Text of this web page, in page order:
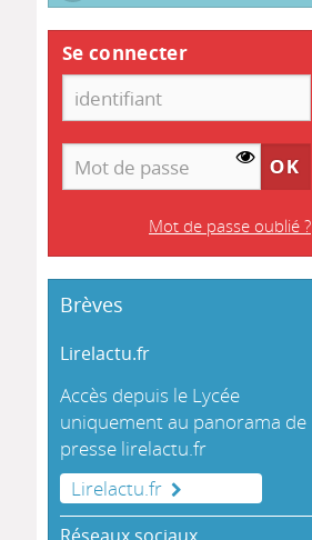
Se connecter
Mot de passe oublié ?
Brèves
Lirelactu.fr
Accès depuis le Lycée
uniquement au panorama de
presse lirelactu.fr
Lirelactu.fr